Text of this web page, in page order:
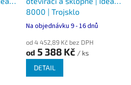
8000 | Trojsklo
Na objednávku 9 - 16 dnů
od 4 452,89 Kč bez DPH
od 5 388 Kč / ks
DETAIL